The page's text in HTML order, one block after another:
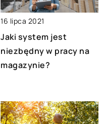
16 lipca 2021
Jaki system jest
niezbędny w pracy na
magazynie?